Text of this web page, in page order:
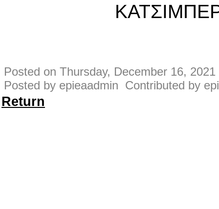
Posted on Thursday, December 16,
Posted by epieaadmin Contributed by
Return